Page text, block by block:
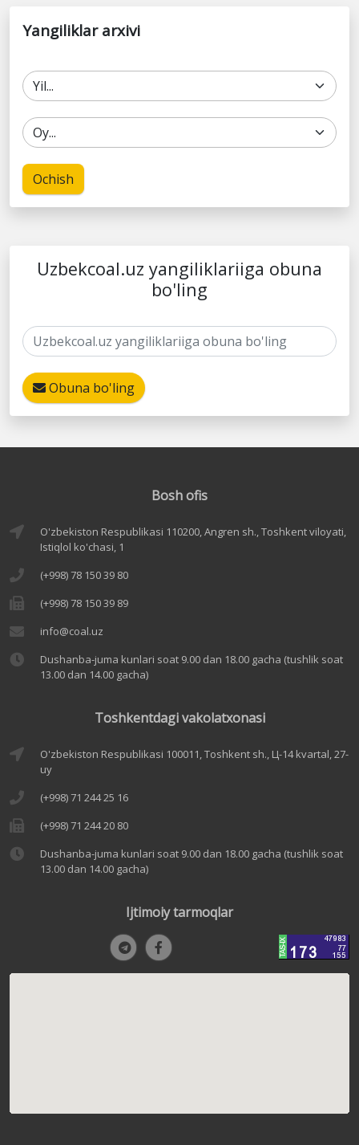
Yangiliklar arxivi
Ochish
Uzbekcoal.uz yangiliklariiga obuna
bo'ling
Obuna bo'ling
Bosh ofis
O'zbekiston Respublikasi 110200, Angren sh., Toshkent viloyati,
Istiqlol ko'chasi, 1
(+998) 78 150 39 80
(+998) 78 150 39 89
info@coal.uz
Dushanba-juma kunlari soat 9.00 dan 18.00 gacha (tushlik soat
13.00 dan 14.00 gacha)
Toshkentdagi vakolatxonasi
O'zbekiston Respublikasi 100011, Toshkent sh., Ц-14 kvartal, 27-
uy
(+998) 71 244 25 16
(+998) 71 244 20 80
Dushanba-juma kunlari soat 9.00 dan 18.00 gacha (tushlik soat
13.00 dan 14.00 gacha)
Ijtimoiy tarmoqlar